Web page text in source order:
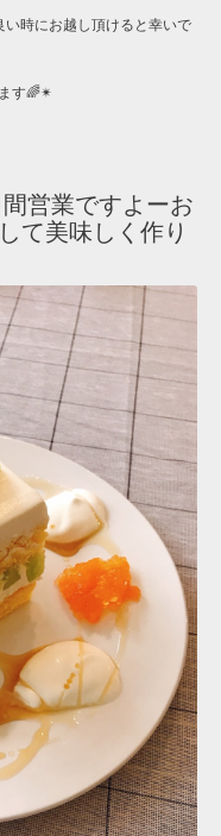
時にお越し頂けると幸いで
す🌈✴︎
営業ですよーお
て美味しく作り